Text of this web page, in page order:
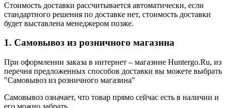
Стоимость доставки рассчитывается автоматически, если
стандартного решения по доставке нет, стоимость доставки
будет выставлена менеджером позже.
1. Самовывоз из розничного магазина
При оформлении заказа в интернет – магазине Huntergo.Ru, из
перечня предложенных способов доставки вы можете выбрать
"Самовывоз из розничного магазина"
Самовывоз означает, что товар прямо сейчас есть в наличии и
его можно забрать.